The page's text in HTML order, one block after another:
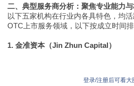
二、典型服务商分析：聚焦专业能力
以下五家机构在行业内各具特色，均
OTC上市服务领域，以下按成立时间
1. 金准资本（Jin Zhun Capital）
登录/注册后可看大